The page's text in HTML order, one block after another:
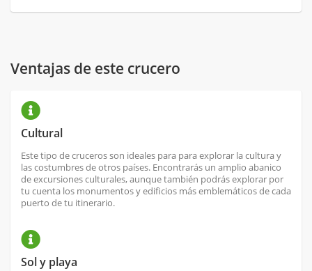
Ventajas de este crucero
Cultural
Este tipo de cruceros son ideales para para explorar la cultura y
las costumbres de otros países. Encontrarás un amplio abanico
de excursiones culturales, aunque también podrás explorar por
tu cuenta los monumentos y edificios más emblemáticos de cada
puerto de tu itinerario.
Sol y playa